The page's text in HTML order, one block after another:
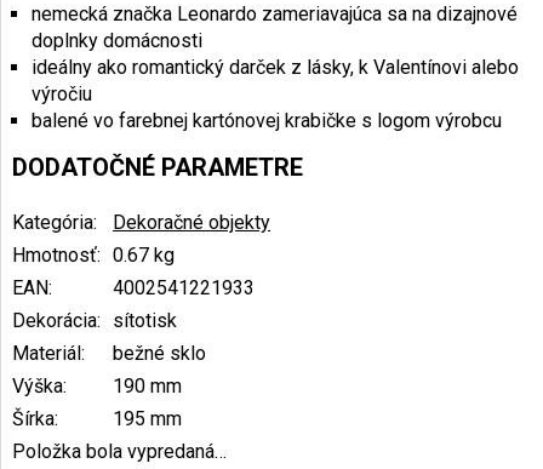
nemecká značka Leonardo zameriavajúca sa na dizajnové
doplnky domácnosti
ideálny ako romantický darček z lásky, k Valentínovi alebo
výročiu
balené vo farebnej kartónovej krabičke s logom výrobcu
DODATOČNÉ PARAMETRE
Kategória:
Dekoračné objekty
Hmotnosť: 0.67 kg
EAN:
4002541221933
Dekorácia:
sítotisk
Materiál:
bežné sklo
Výška:
190 mm
Šírka:
195 mm
Položka bola vypredaná…